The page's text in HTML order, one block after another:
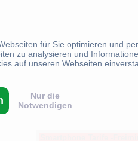
für Sie optimieren und
zu analysieren und
auf unseren Webseiten
Nur die
Notwendigen